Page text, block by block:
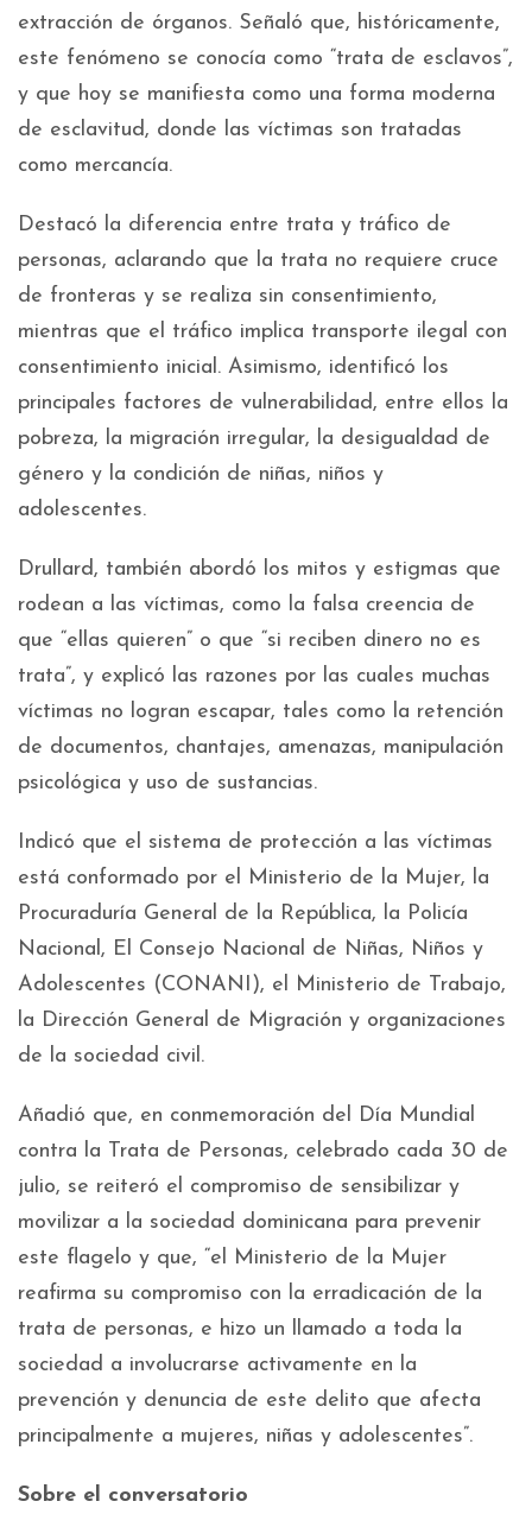
extracción de órganos. Señaló que, históricamente,
este fenómeno se conocía como “trata de esclavos”,
y que hoy se manifiesta como una forma moderna
de esclavitud, donde las víctimas son tratadas
como mercancía.
Destacó la diferencia entre trata y tráfico de
personas, aclarando que la trata no requiere cruce
de fronteras y se realiza sin consentimiento,
mientras que el tráfico implica transporte ilegal con
consentimiento inicial. Asimismo, identificó los
principales factores de vulnerabilidad, entre ellos la
pobreza, la migración irregular, la desigualdad de
género y la condición de niñas, niños y
adolescentes.
Drullard, también abordó los mitos y estigmas que
rodean a las víctimas, como la falsa creencia de
que “ellas quieren” o que “si reciben dinero no es
trata”, y explicó las razones por las cuales muchas
víctimas no logran escapar, tales como la retención
de documentos, chantajes, amenazas, manipulación
psicológica y uso de sustancias.
Indicó que el sistema de protección a las víctimas
está conformado por el Ministerio de la Mujer, la
Procuraduría General de la República, la Policía
Nacional, El Consejo Nacional de Niñas, Niños y
Adolescentes (CONANI), el Ministerio de Trabajo,
la Dirección General de Migración y organizaciones
de la sociedad civil.
Añadió que, en conmemoración del Día Mundial
contra la Trata de Personas, celebrado cada 30 de
julio, se reiteró el compromiso de sensibilizar y
movilizar a la sociedad dominicana para prevenir
este flagelo y que, “el Ministerio de la Mujer
reafirma su compromiso con la erradicación de la
trata de personas, e hizo un llamado a toda la
sociedad a involucrarse activamente en la
prevención y denuncia de este delito que afecta
principalmente a mujeres, niñas y adolescentes”.
Sobre el conversatorio